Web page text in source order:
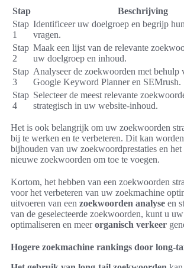
Stap
Beschrijving
Stap
1
Identificeer uw doelgroep en begrijp
vragen.
Stap
2
Maak een lijst van de relevante
uw doelgroep en inhoud.
Stap
3
Analyseer de zoekwoorden met behulp
Google Keyword Planner en SEMrush.
Stap
4
Selecteer de meest relevante
strategisch in uw website-inhoud.
Het is ook belangrijk om uw zoekwoorden
bij te werken en te verbeteren. Dit kan
bijhouden van uw zoekwoordprestaties en
nieuwe zoekwoorden om toe te voegen.
Kortom, het hebben van een zoekwoorden
voor het verbeteren van uw zoekmachine
uitvoeren van een zoekwoorden analyse en
van de geselecteerde zoekwoorden, kunt u
optimaliseren en meerorganisch verkeer
Hogere zoekmachine rankings door long-